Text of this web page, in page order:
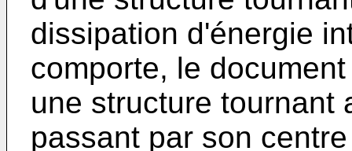
dissipation d'énergie
comporte, le
une structure tournant
passant par son